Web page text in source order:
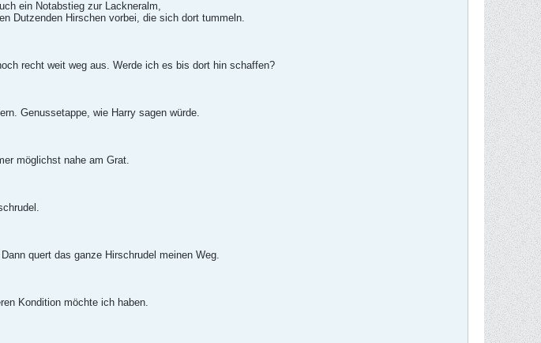
ein Notabstieg zur Lackneralm,
Dutzenden Hirschen vorbei, die sich dort tummeln.
recht weit weg aus. Werde ich es bis dort hin schaffen?
Genussetappe, wie Harry sagen würde.
möglichst nahe am Grat.
quert das ganze Hirschrudel meinen Weg.
Kondition möchte ich haben.